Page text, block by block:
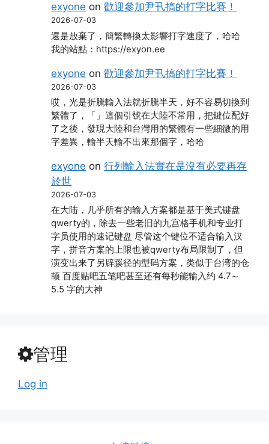
exyone on歡迎參加尹卂搞的打字比賽！
2026-07-03
還是放棄了，簡繁轉換太影響打字速度了，哈哈
我的站點：https://exyon.ee
exyone on歡迎參加尹卂搞的打字比賽！
2026-07-03
哎，光是折騰輸入法就折騰半天，好不容易切換到
繁體了，「」這個引號在大陸不常用，把鍵位配好
了之後，發現大陸和台灣用的繁體有一些細微的用
字差異，輸半天輸不出來那個字，哈哈
exyone on行列輸入法實在是沒有必要再存
於世
2026-07-03
在大陆，几乎所有的输入方案都是基于美式键盘
qwerty的，除去一些老旧的九宫格手机和专业打
字员使用的速记键盘 尽管这个键位不适合输入汉
字，拼音方案的上限也被qwerty布局限制了，但
演变出来了另辟蹊径的型码方案，类似于台湾的仓
颉 百度贴吧五笔吧甚至还有每秒能输入约 4.7～
5.5 字的大神
管理
Log in